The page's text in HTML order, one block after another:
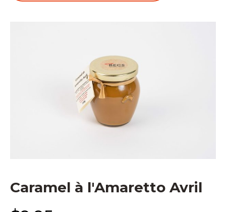
Caramel à l'Amaretto Avril